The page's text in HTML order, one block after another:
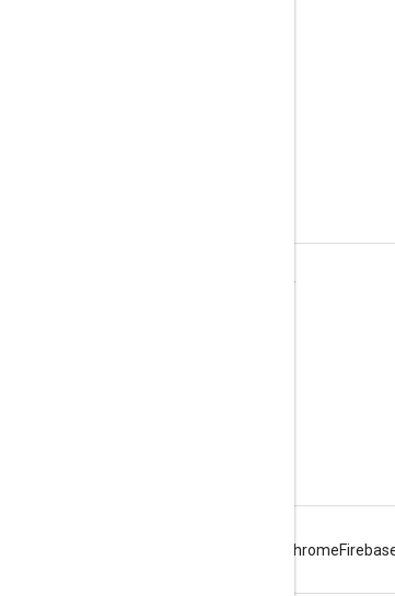
Google Workspace für Entwickler
Chrome